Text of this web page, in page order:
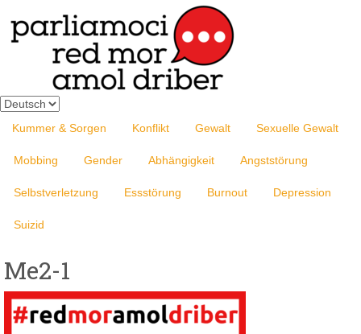
Sprache
Kummer & Sorgen Konflikt Gewalt Sexuelle Gewalt
Mobbing Gender Abhängigkeit Angststörung
Selbstverletzung Essstörung Burnout Depression
Suizid
Me2-1